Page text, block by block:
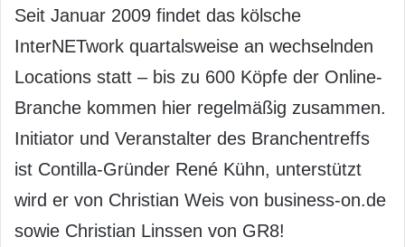
Seit Januar 2009 findet das kölsche
InterNETwork quartalsweise an wechselnden
Locations statt – bis zu 600 Köpfe der Online-
Branche kommen hier regelmäßig zusammen.
Initiator und Veranstalter des Branchentreffs
ist Contilla-Gründer René Kühn, unterstützt
wird er von Christian Weis von business-on.de
sowie Christian Linssen von GR8!